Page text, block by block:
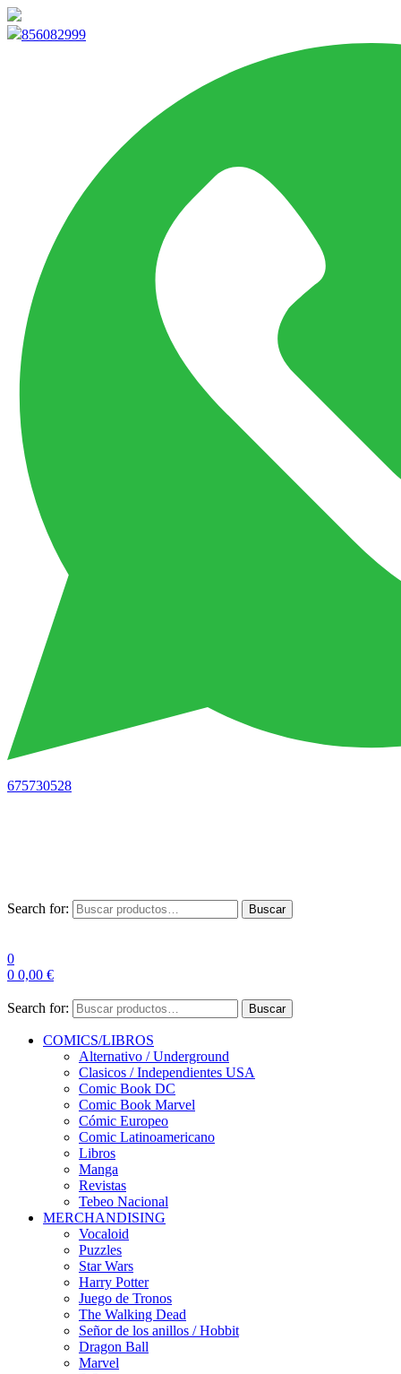
856082999
675730528
Search for: Buscar
0
0 0,00 €
Search for: Buscar
COMICS/LIBROS
Alternativo / Underground
Clasicos / Independientes USA
Comic Book DC
Comic Book Marvel
Cómic Europeo
Comic Latinoamericano
Libros
Manga
Revistas
Tebeo Nacional
MERCHANDISING
Vocaloid
Puzzles
Star Wars
Harry Potter
Juego de Tronos
The Walking Dead
Señor de los anillos / Hobbit
Dragon Ball
Marvel